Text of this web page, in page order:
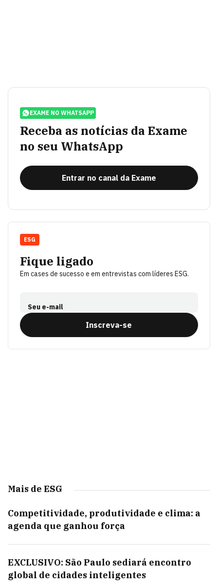
EXAME NO WHATSAPP
Receba as notícias da Exame
no seu WhatsApp
Entrar no canal da Exame
Fique ligado
Em cases de sucesso e em entrevistas com líderes ESG.
Seu e-mail
Inscreva-se
ESG
Mais de ESG
Competitividade, produtividade e clima: a
agenda que ganhou força
EXCLUSIVO: São Paulo sediará encontro
global de cidades inteligentes